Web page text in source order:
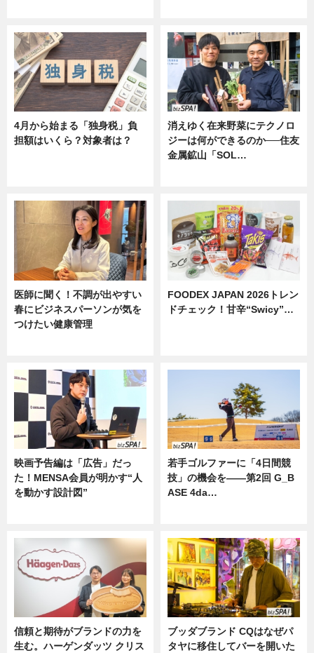
4月から始まる「独身税」負
担額はいくら？対象者は？
消えゆく在来野菜にテクノロ
ジーは何ができるのか──住友
金属鉱山「SOL…
医師に聞く！不調が出やすい
春にビジネスパーソンが気を
つけたい健康管理
FOODEX JAPAN 2026トレン
ドチェック！甘辛“Swicy”…
映画予告編は「広告」だっ
た！MENSA会員が明かす“人
を動かす設計図”
若手ゴルファーに「4日間競
技」の機会を——第2回 G_B
ASE 4da…
信頼と期待がブランドの力を
生む。ハーゲンダッツ クリス
ブッダブランド CQはなぜパ
タヤに移住してバーを開いた